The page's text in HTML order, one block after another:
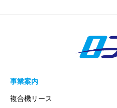
事業案内
複合機リース